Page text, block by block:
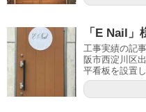
「E Nail
工事実績の記
阪市西淀川区
平看板を設置